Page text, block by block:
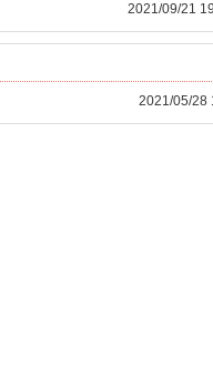
2021/09/21
2021/05/28